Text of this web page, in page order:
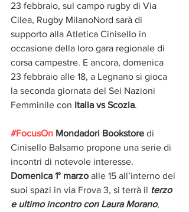
23 febbraio, sul campo rugby di Via
Cilea, Rugby MilanoNord sarà di
supporto alla Atletica Cinisello in
occasione della loro gara regionale di
corsa campestre. E ancora, domenica
23 febbraio alle 18, a Legnano si gioca
la seconda giornata del Sei Nazioni
Femminile con Italia vs Scozia.
#FocusOn Mondadori Bookstore di
Cinisello Balsamo propone una serie di
incontri di notevole interesse.
Domenica 1° marzo alle 15 all’interno dei
suoi spazi in via Frova 3, si terrà il terzo
e ultimo incontro con Laura Morano,